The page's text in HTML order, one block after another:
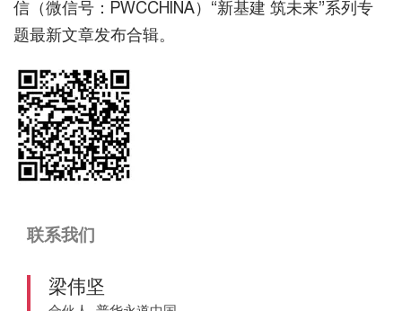
信（微信号：PWCCHINA）“新基建 筑未来”系列专
题最新文章发布合辑。
联系我们
梁伟坚